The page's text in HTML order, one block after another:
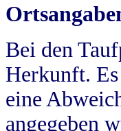
Bei den
Herkunft.
eine
angegeben